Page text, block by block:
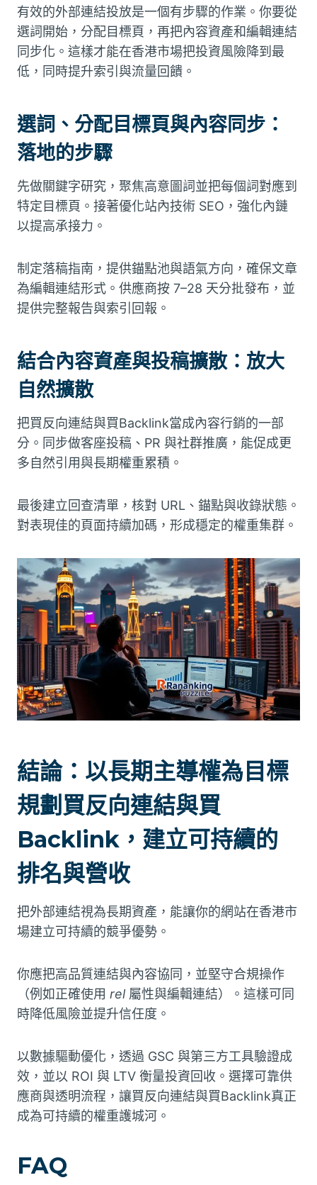
有效的外部連結投放是一個有步驟的作業。你要從
選詞開始，分配目標頁，再把內容資產和編輯連結
同步化。這樣才能在香港市場把投資風險降到最
低，同時提升索引與流量回饋。
選詞、分配目標頁與內容同步：
落地的步驟
先做關鍵字研究，聚焦高意圖詞並把每個詞對應到
特定目標頁。接著優化站內技術 SEO，強化內鏈
以提高承接力。
制定落稿指南，提供錨點池與語氣方向，確保文章
為編輯連結形式。供應商按 7–28 天分批發布，並
提供完整報告與索引回報。
結合內容資產與投稿擴散：放大
自然擴散
把買反向連結與買Backlink當成內容行銷的一部
分。同步做客座投稿、PR 與社群推廣，能促成更
多自然引用與長期權重累積。
最後建立回查清單，核對 URL、錨點與收錄狀態。
對表現佳的頁面持續加碼，形成穩定的權重集群。
結論：以長期主導權為目標
規劃買反向連結與買
Backlink，建立可持續的
排名與營收
把外部連結視為長期資產，能讓你的網站在香港市
場建立可持續的競爭優勢。
你應把高品質連結與內容協同，並堅守合規操作
（例如正確使用 rel屬性與編輯連結）。這樣可同
時降低風險並提升信任度。
以數據驅動優化，透過 GSC 與第三方工具驗證成
效，並以 ROI 與 LTV 衡量投資回收。選擇可靠供
應商與透明流程，讓買反向連結與買Backlink真正
成為可持續的權重護城河。
FAQ